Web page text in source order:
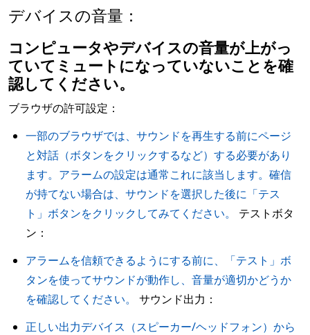
デバイスの音量：
コンピュータやデバイスの音量が上がっ
ていてミュートになっていないことを確
認してください。
ブラウザの許可設定：
一部のブラウザでは、サウンドを再生する前にページ
と対話（ボタンをクリックするなど）する必要があり
ます。アラームの設定は通常これに該当します。確信
が持てない場合は、サウンドを選択した後に「テス
ト」ボタンをクリックしてみてください。
テストボタ
ン：
アラームを信頼できるようにする前に、「テスト」ボ
タンを使ってサウンドが動作し、音量が適切かどうか
を確認してください。
サウンド出力：
正しい出力デバイス（スピーカー/ヘッドフォン）から